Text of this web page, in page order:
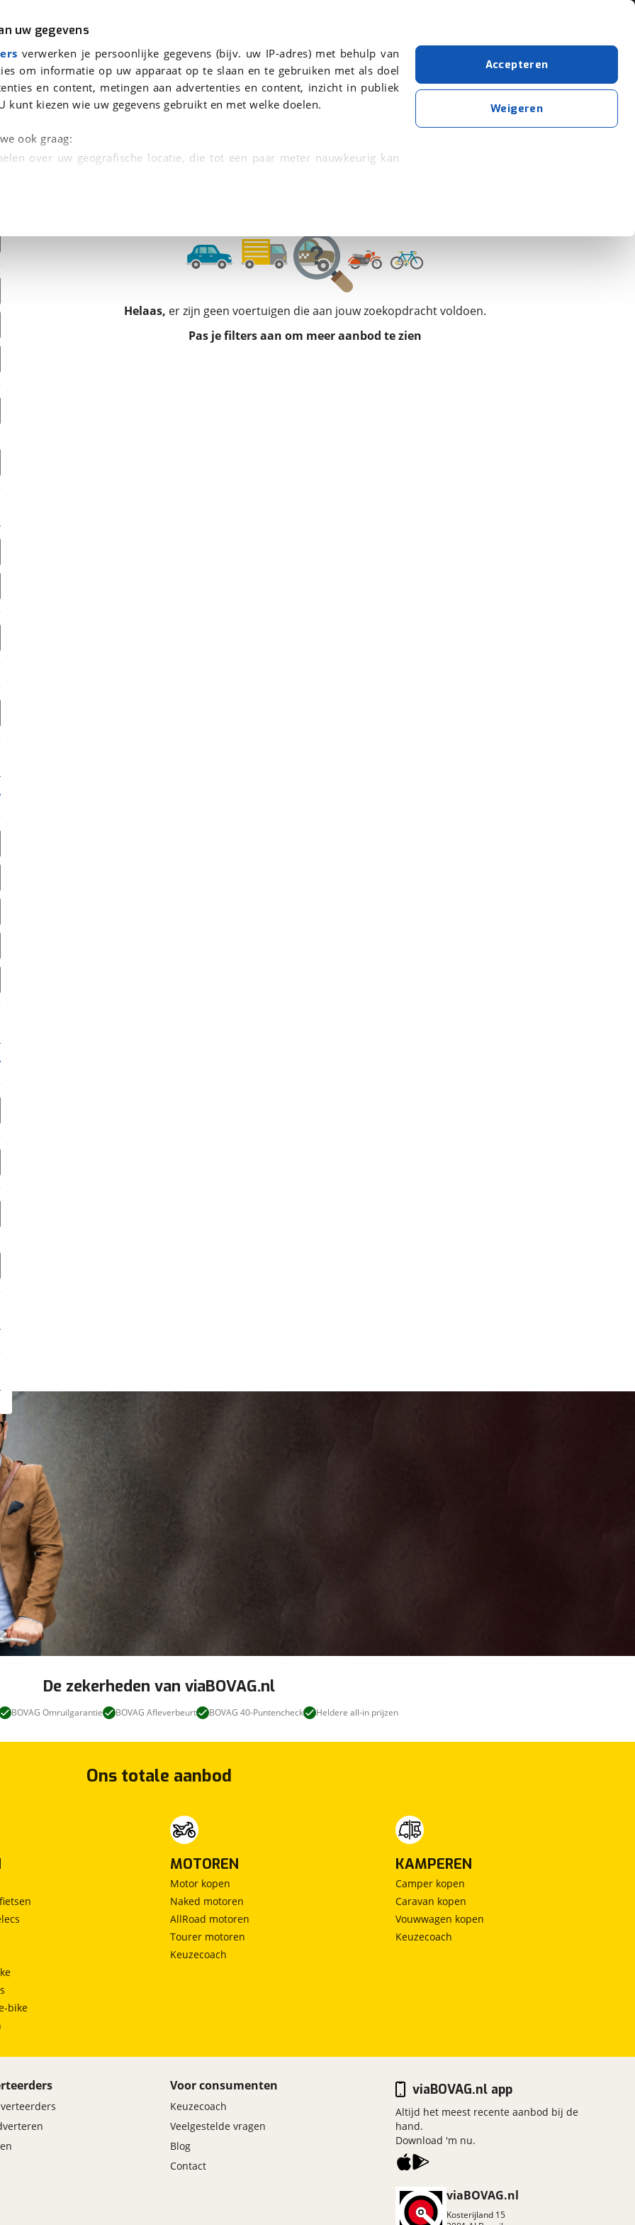
uw gegevens
verwerken je persoonlijke gegevens (bijv. uw IP-adres) met behulp van
om informatie op uw apparaat op te slaan en te gebruiken met als doel
en content, metingen aan advertenties en content, inzicht in publiek
kunt kiezen wie uw gegevens gebruikt en met welke doelen.
ook graag:
over uw geografische locatie, die tot een paar meter nauwkeurig kan
uw toestemming op elk moment wijzigen of intrekken in de
technieken zorgen we voor een betere en meer persoonlijke ervaring.
ervoor dat de website goed werkt. Ook gebruiken we analytische cookies
We tonen je graag relevante advertenties en gebruiken daarvoor
op en buiten onze website volgt – uiteraard op anonieme basis. Meer
en privacyverklaring
cookies. Je voorkeuren kun je later altijd aanpassen via de
Accepteren
Weigeren
Helaas, er zijn geen voertuigen die aan jouw zoekopdracht voldoen.
Pas je filters aan om meer aanbod te zien
De zekerheden van viaBOVAG.nl
BOVAG Omruilgarantie BOVAG Afleverbeurt BOVAG 40-Puntencheck Heldere all-in prijzen
Ons totale aanbod
bike
MOTOREN
Motor kopen
Naked motoren
AllRoad motoren
Tourer motoren
Keuzecoach
KAMPEREN
Camper kopen
Caravan kopen
Vouwwagen kopen
Keuzecoach
Voor consumenten
Keuzecoach
Veelgestelde vragen
Blog
Contact
viaBOVAG.nl
Kosterijland 15
viaBOVAG.nl app
Altijd het meest recente aanbod bij de
hand.
Download 'm nu.